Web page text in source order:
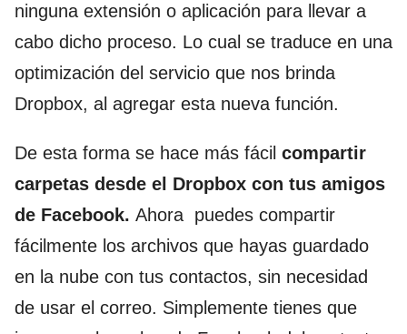
ninguna extensión o aplicación para llevar a
cabo dicho proceso. Lo cual se traduce en una
optimización del servicio que nos brinda
Dropbox, al agregar esta nueva función.
De esta forma se hace más fácil compartir
carpetas desde el Dropbox con tus amigos
de Facebook. Ahora puedes compartir
fácilmente los archivos que hayas guardado
en la nube con tus contactos, sin necesidad
de usar el correo. Simplemente tienes que